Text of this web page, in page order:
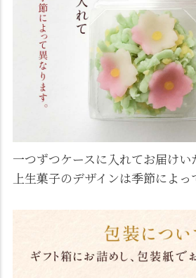
一つずつケースに入れてお届けい
上生菓子のデザインは季節によ